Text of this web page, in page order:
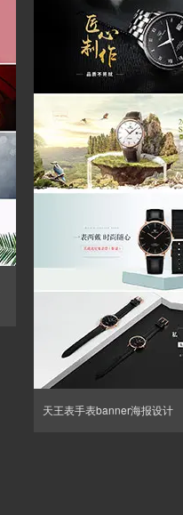
天王表手表banner海报设计